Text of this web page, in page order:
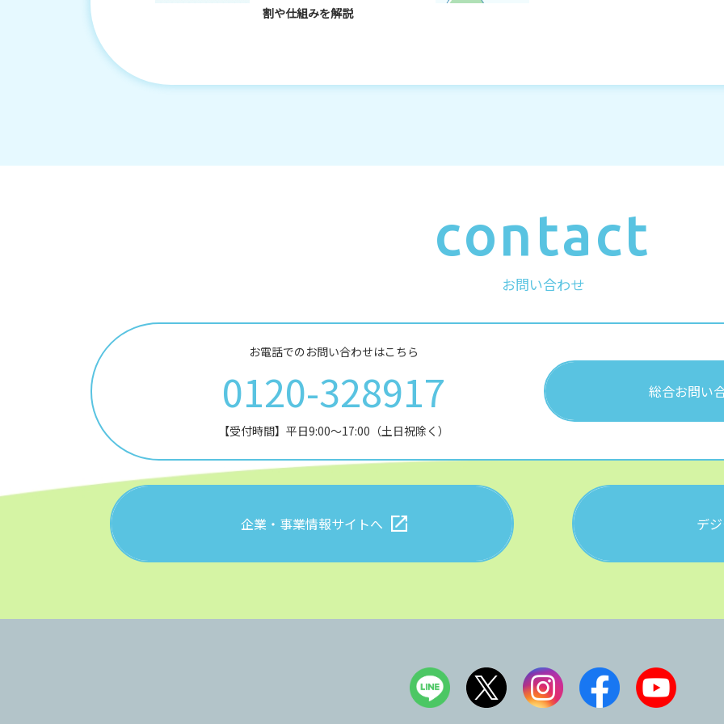
割や仕組みを解説
contact
お問い合わせ
お電話でのお問い合わせはこちら
0120-328917
【受付時間】平日9:00～17:00（土日祝除く）
総合お問い
企業・事業情報サイトへ デ